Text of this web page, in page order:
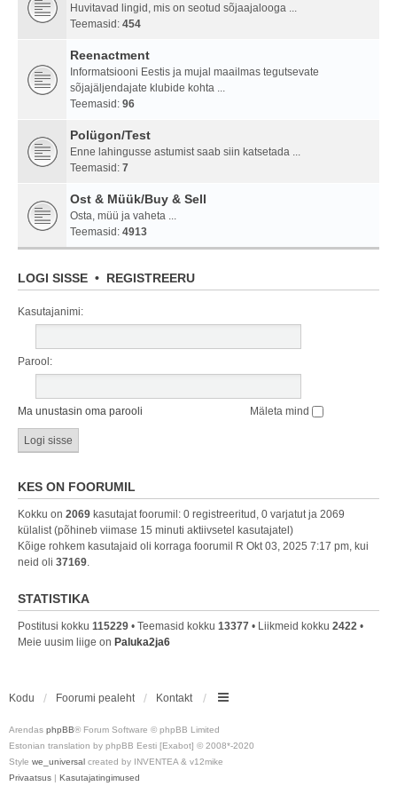
Huvitavad lingid, mis on seotud sõjaajalooga ...
Teemasid: 454
Reenactment
Informatsiooni Eestis ja mujal maailmas tegutsevate
sõjajäljendajate klubide kohta ...
Teemasid: 96
Polügon/Test
Enne lahingusse astumist saab siin katsetada ...
Teemasid: 7
Ost & Müük/Buy & Sell
Osta, müü ja vaheta ...
Teemasid: 4913
LOGI SISSE • REGISTREERU
Kasutajanimi:
Parool:
Ma unustasin oma parooli Mäleta mind
KES ON FOORUMIL
Kokku on 2069 kasutajat foorumil: 0 registreeritud, 0 varjatut ja 2069
külalist (põhineb viimase 15 minuti aktiivsetel kasutajatel)
Kõige rohkem kasutajaid oli korraga foorumil R Okt 03, 2025 7:17 pm, kui
neid oli 37169.
STATISTIKA
Postitusi kokku 115229 • Teemasid kokku 13377 • Liikmeid kokku 2422 •
Meie uusim liige on Paluka2ja6
Kodu Foorumi pealeht Kontakt
Arendas phpBB® Forum Software © phpBB Limited
Estonian translation by phpBB Eesti [Exabot] © 2008*-2020
Style we_universal created by INVENTEA & v12mike
Privaatsus | Kasutajatingimused